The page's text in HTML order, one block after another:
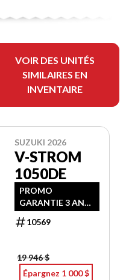
VOIR DES UNITÉS
SIMILAIRES EN
INVENTAIRE
SUZUKI 2026
V-STROM
1050DE
PROMO
GARANTIE 3 ANS
+ RABAIS !
10569
19 946 $
Épargnez 1 000 $